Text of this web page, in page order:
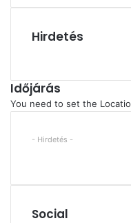
Hirdetés
Időjárás
You need to set the
- Hirdetés -
Social